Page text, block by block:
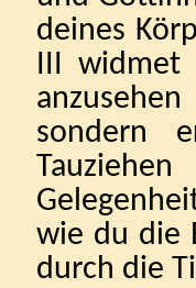
deines
III widmet
sondern
wie du die
durch die